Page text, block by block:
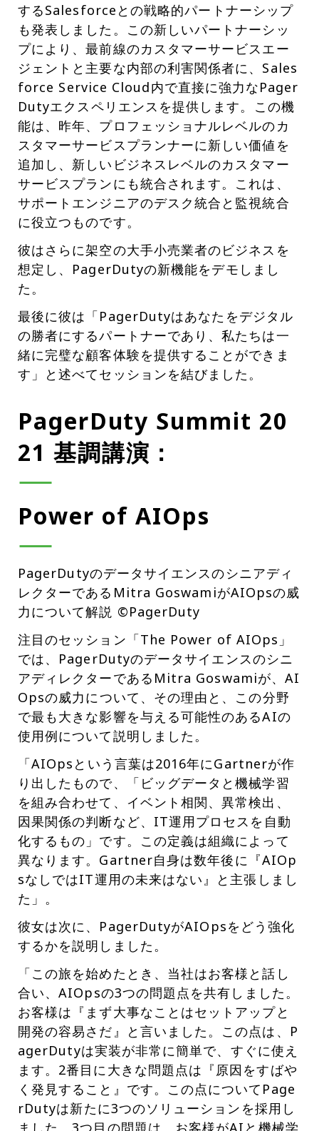
するSalesforceとの戦略的パートナーシップ
も発表しました。この新しいパートナーシッ
プにより、最前線のカスタマーサービスエー
ジェントと主要な内部の利害関係者に、Sales
force Service Cloud内で直接に強力なPager
Dutyエクスペリエンスを提供します。この機
能は、昨年、プロフェッショナルレベルのカ
スタマーサービスプランナーに新しい価値を
追加し、新しいビジネスレベルのカスタマー
サービスプランにも統合されます。これは、
サポートエンジニアのデスク統合と監視統合
に役立つものです。
彼はさらに架空の大手小売業者のビジネスを
想定し、PagerDutyの新機能をデモしまし
た。
最後に彼は「PagerDutyはあなたをデジタル
の勝者にするパートナーであり、私たちは一
緒に完璧な顧客体験を提供することができま
す」と述べてセッションを結びました。
PagerDuty Summit 20
21 基調講演 ：
Power of AIOps
PagerDutyのデータサイエンスのシニアディ
レクターであるMitra GoswamiがAIOpsの威
力について解説 ©PagerDuty
注目のセッション「The Power of AIOps」
では、PagerDutyのデータサイエンスのシニ
アディレクターであるMitra Goswamiが、AI
Opsの威力について、その理由と、この分野
で最も大きな影響を与える可能性のあるAIの
使用例について説明しました。
「AIOpsという言葉は2016年にGartnerが作
り出したもので、「ビッグデータと機械学習
を組み合わせて、イベント相関、異常検出、
因果関係の判断など、IT運用プロセスを自動
化するもの」です。この定義は組織によって
異なります。Gartner自身は数年後に『AIOp
sなしではIT運用の未来はない』と主張しまし
た」。
彼女は次に、PagerDutyがAIOpsをどう強化
するかを説明しました。
「この旅を始めたとき、当社はお客様と話し
合い、AIOpsの3つの問題点を共有しました。
お客様は『まず大事なことはセットアップと
開発の容易さだ』と言いました。この点は、P
agerDutyは実装が非常に簡単で、すぐに使え
ます。2番目に大きな問題点は『原因をすばや
く発見すること』です。この点についてPage
rDutyは新たに3つのソリューションを採用し
ました。3つ目の問題は、お客様がAIと機械学